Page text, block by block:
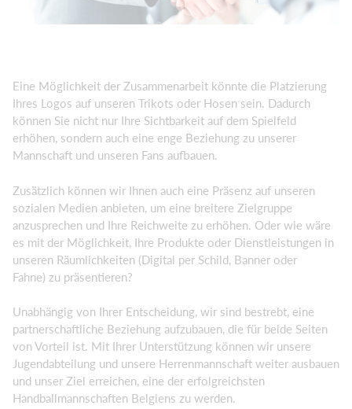
Eine Möglichkeit der Zusammenarbeit könnte die Platzierung
Ihres Logos auf unseren Trikots oder Hosen sein. Dadurch
können Sie nicht nur Ihre Sichtbarkeit auf dem Spielfeld
erhöhen, sondern auch eine enge Beziehung zu unserer
Mannschaft und unseren Fans aufbauen.
Zusätzlich können wir Ihnen auch eine Präsenz auf unseren
sozialen Medien anbieten, um eine breitere Zielgruppe
anzusprechen und Ihre Reichweite zu erhöhen. Oder wie wäre
es mit der Möglichkeit, Ihre Produkte oder Dienstleistungen in
unseren Räumlichkeiten (Digital per Schild, Banner oder
Fahne) zu präsentieren?
Unabhängig von Ihrer Entscheidung, wir sind bestrebt, eine
partnerschaftliche Beziehung aufzubauen, die für beide Seiten
von Vorteil ist. Mit Ihrer Unterstützung können wir unsere
Jugendabteilung und unsere Herrenmannschaft weiter ausbauen
und unser Ziel erreichen, eine der erfolgreichsten
Handballmannschaften Belgiens zu werden.